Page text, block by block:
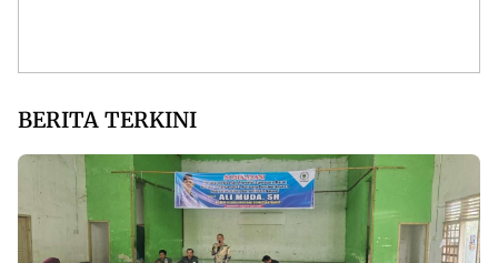
BERITA TERKINI